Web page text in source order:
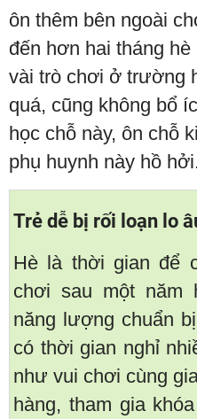
ôn thêm bên ngoài
đến hơn hai tháng
vài trò chơi ở trường
quá, cũng không bổ
học chỗ này, ôn chỗ
phụ huynh này hồ
Trẻ dễ bị rối loạn lo
Hè là thời gian để
chơi sau một năm
năng lượng chuẩn
có thời gian nghỉ
như vui chơi cùng
hàng, tham gia